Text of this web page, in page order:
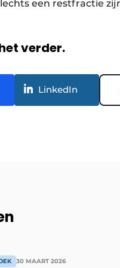
een restfractie
verder.
LinkedIn
30 MAART 2026